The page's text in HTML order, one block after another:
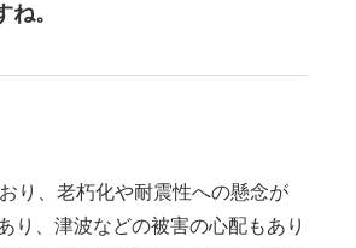
。
り、老朽化や耐震性への懸念が
り、津波などの被害の心配もあり